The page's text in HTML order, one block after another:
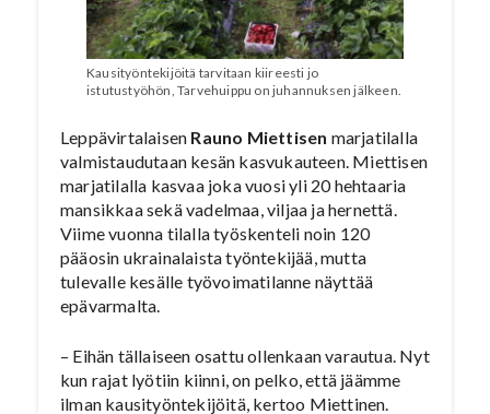
Kausityöntekijöitä tarvitaan kiireesti jo
istutustyöhön, Tarvehuippu on juhannuksen jälkeen.
Leppävirtalaisen Rauno Miettisen marjatilalla
valmistaudutaan kesän kasvukauteen. Miettisen
marjatilalla kasvaa joka vuosi yli 20 hehtaaria
mansikkaa sekä vadelmaa, viljaa ja hernettä.
Viime vuonna tilalla työskenteli noin 120
pääosin ukrainalaista työntekijää, mutta
tulevalle kesälle työvoimatilanne näyttää
epävarmalta.
– Eihän tällaiseen osattu ollenkaan varautua. Nyt
kun rajat lyötiin kiinni, on pelko, että jäämme
ilman kausityöntekijöitä, kertoo Miettinen.